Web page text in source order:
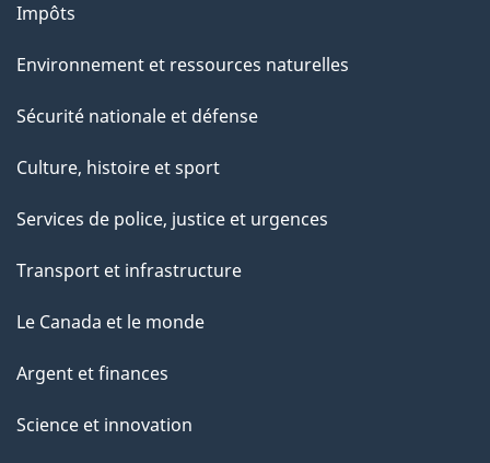
Impôts
Environnement et ressources naturelles
Sécurité nationale et défense
Culture, histoire et sport
Services de police, justice et urgences
Transport et infrastructure
Le Canada et le monde
Argent et finances
Science et innovation